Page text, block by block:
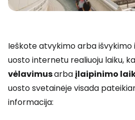
Ieškote atvykimo arba išvykimo
uosto internetu realiuoju laiku,
vėlavimusarbaįlaipinimo
uosto svetainėje visada
informacija: